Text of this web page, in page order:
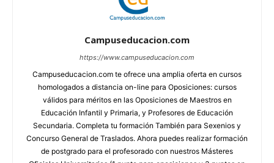
Campuseducacion.com
https://www.campuseducacion.com
Campuseducacion.com te ofrece una amplia oferta en cursos
homologados a distancia on-line para Oposiciones: cursos
válidos para méritos en las Oposiciones de Maestros en
Educación Infantil y Primaria, y Profesores de Educación
Secundaria. Completa tu formación También para Sexenios y
Concurso General de Traslados. Ahora puedes realizar formación
de postgrado para el profesorado con nuestros Másteres